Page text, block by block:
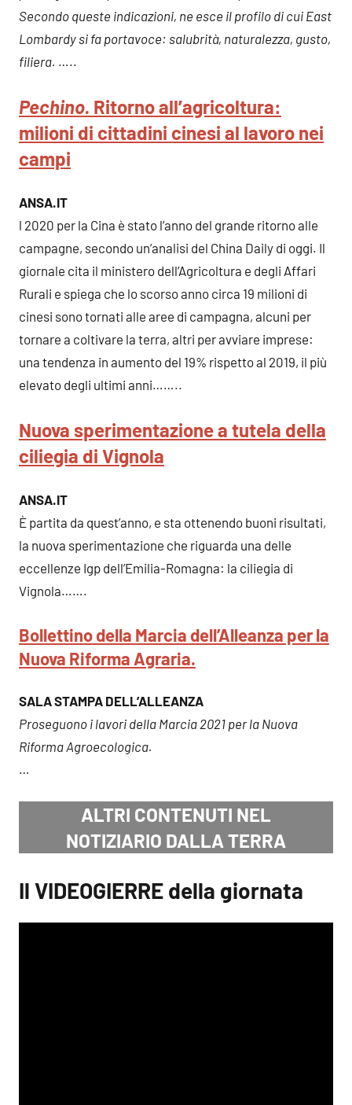
Secondo queste indicazioni, ne esce il profilo di cui East
Lombardy si fa portavoce: salubrità, naturalezza, gusto,
filiera. …..
Pechino. Ritorno all’agricoltura:
milioni di cittadini cinesi al lavoro nei
campi
ANSA.IT
l 2020 per la Cina è stato l’anno del grande ritorno alle
campagne, secondo un’analisi del China Daily di oggi. Il
giornale cita il ministero dell’Agricoltura e degli Affari
Rurali e spiega che lo scorso anno circa 19 milioni di
cinesi sono tornati alle aree di campagna, alcuni per
tornare a coltivare la terra, altri per avviare imprese:
una tendenza in aumento del 19% rispetto al 2019, il più
elevato degli ultimi anni……..
Nuova sperimentazione a tutela della
ciliegia di Vignola
ANSA.IT
È partita da quest’anno, e sta ottenendo buoni risultati,
la nuova sperimentazione che riguarda una delle
eccellenze Igp dell’Emilia-Romagna: la ciliegia di
Vignola…….
Bollettino della Marcia dell’Alleanza per la
Nuova Riforma Agraria.
SALA STAMPA DELL’ALLEANZA
Proseguono i lavori della Marcia 2021 per la Nuova
Riforma Agroecologica.
…
ALTRI CONTENUTI NEL
NOTIZIARIO DALLA TERRA
Il VIDEOGIERRE della giornata